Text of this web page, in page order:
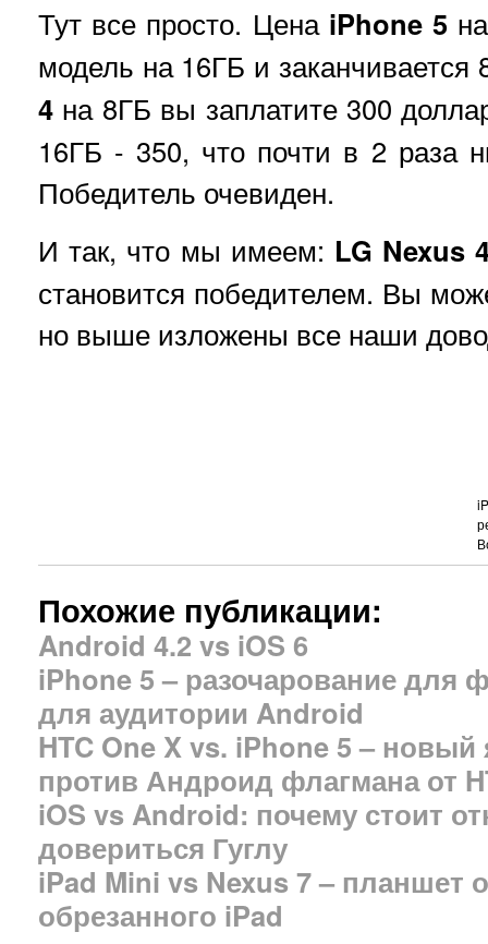
Тут все просто. Цена iPhone 5
модель на 16ГБ и
4 на 8ГБ вы заплатите 300
16ГБ - 350, что почти в 2 раза
Победитель очевиден.
И так, что мы имеем: LG Nexus
становится победителем. Вы
но выше изложены все наши
Похожие публикации:
Android 4.2 vs iOS 6
iPhone 5 – разочарование для
для аудитории Android
HTC One X vs. iPhone 5 –
против Андроид флагмана от
iOS vs Android: почему стоит
довериться Гуглу
iPad Mini vs Nexus 7 – планшет
обрезанного iPad